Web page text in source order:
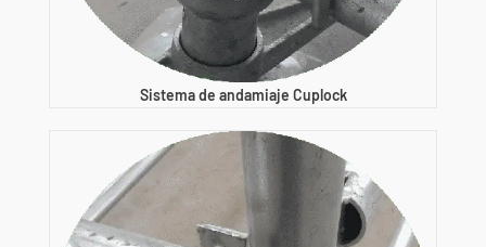
Sistema de andamiaje Cuplock